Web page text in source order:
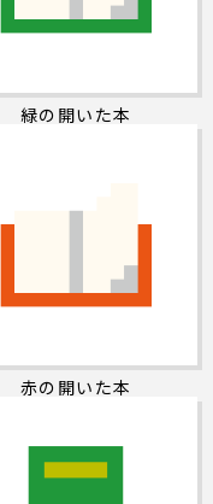
緑の開いた本
赤の開いた本